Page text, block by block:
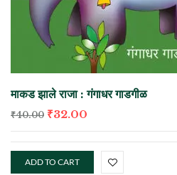
माकड झाले राजा : गंगाधर गाडगीळ
₹40.00 ₹32.00
ADD TO CART